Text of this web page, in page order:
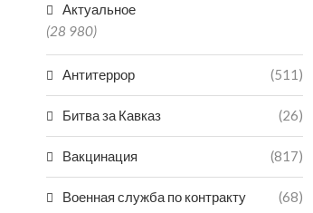
Актуальное
(28 980)
Антитеррор (511)
Битва за Кавказ (26)
Вакцинация (817)
Военная служба по контракту (68)